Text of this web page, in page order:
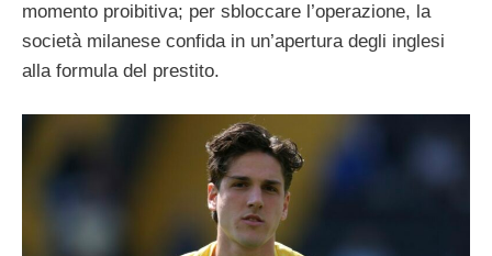
momento proibitiva; per sbloccare l’operazione, la
società milanese confida in un’apertura degli inglesi
alla formula del prestito.